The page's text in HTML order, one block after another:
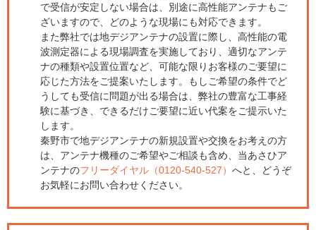
で受信が安定しない場合は、別途に高性能アンテナもご
ざいますので、どのような現場にも対応できます。
また弊社では地デジアンテナの設置に際し、高性能の電
波測定器による現場調査を実施しており、適切なアンテ
ナの種類や設置位置など、可能な限りお客様のご要望に
応じた方法をご提案いたします。もしご希望の条件でど
うしても受信に問題が出る場合は、弊社の豊富な工事経
験に基づき、できるだけご要望に近い代案をご提示いた
します。
秦野市で地デジアンテナの新規設置や交換をお考えの方
は、アンテナ機種のご希望やご相談も含め、当あさひア
ンテナのフリーダイヤル（0120-540-527） へと、どうぞ
お気軽にお問い合わせください。